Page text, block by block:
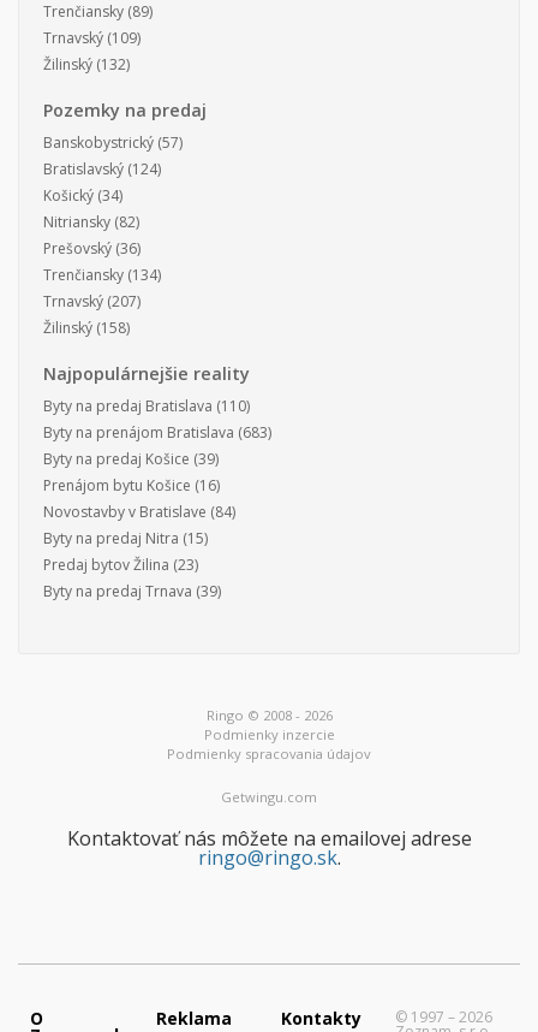
Trenčiansky (89)
Trnavský (109)
Žilinský (132)
Pozemky na predaj
Banskobystrický (57)
Bratislavský (124)
Košický (34)
Nitriansky (82)
Prešovský (36)
Trenčiansky (134)
Trnavský (207)
Žilinský (158)
Najpopulárnejšie reality
Byty na predaj Bratislava (110)
Byty na prenájom Bratislava (683)
Byty na predaj Košice (39)
Prenájom bytu Košice (16)
Novostavby v Bratislave (84)
Byty na predaj Nitra (15)
Predaj bytov Žilina (23)
Byty na predaj Trnava (39)
Ringo © 2008 - 2026
Podmienky inzercie
Podmienky spracovania údajov
Getwingu.com
Kontaktovať nás môžete na emailovej adrese
ringo@ringo.sk.
O Reklama Kontakty © 1997 – 2026